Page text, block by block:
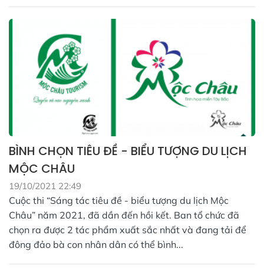
BÌNH CHỌN TIÊU ĐỀ - BIỂU TƯỢNG DU LỊCH
MỘC CHÂU
19/10/2021 22:49
Cuộc thi “Sáng tác tiêu đề - biểu tượng du lịch Mộc
Châu” năm 2021, đã dần đến hồi kết. Ban tổ chức đã
chọn ra được 2 tác phẩm xuất sắc nhất và đang tải để
đông đảo bà con nhân dân có thể bình...